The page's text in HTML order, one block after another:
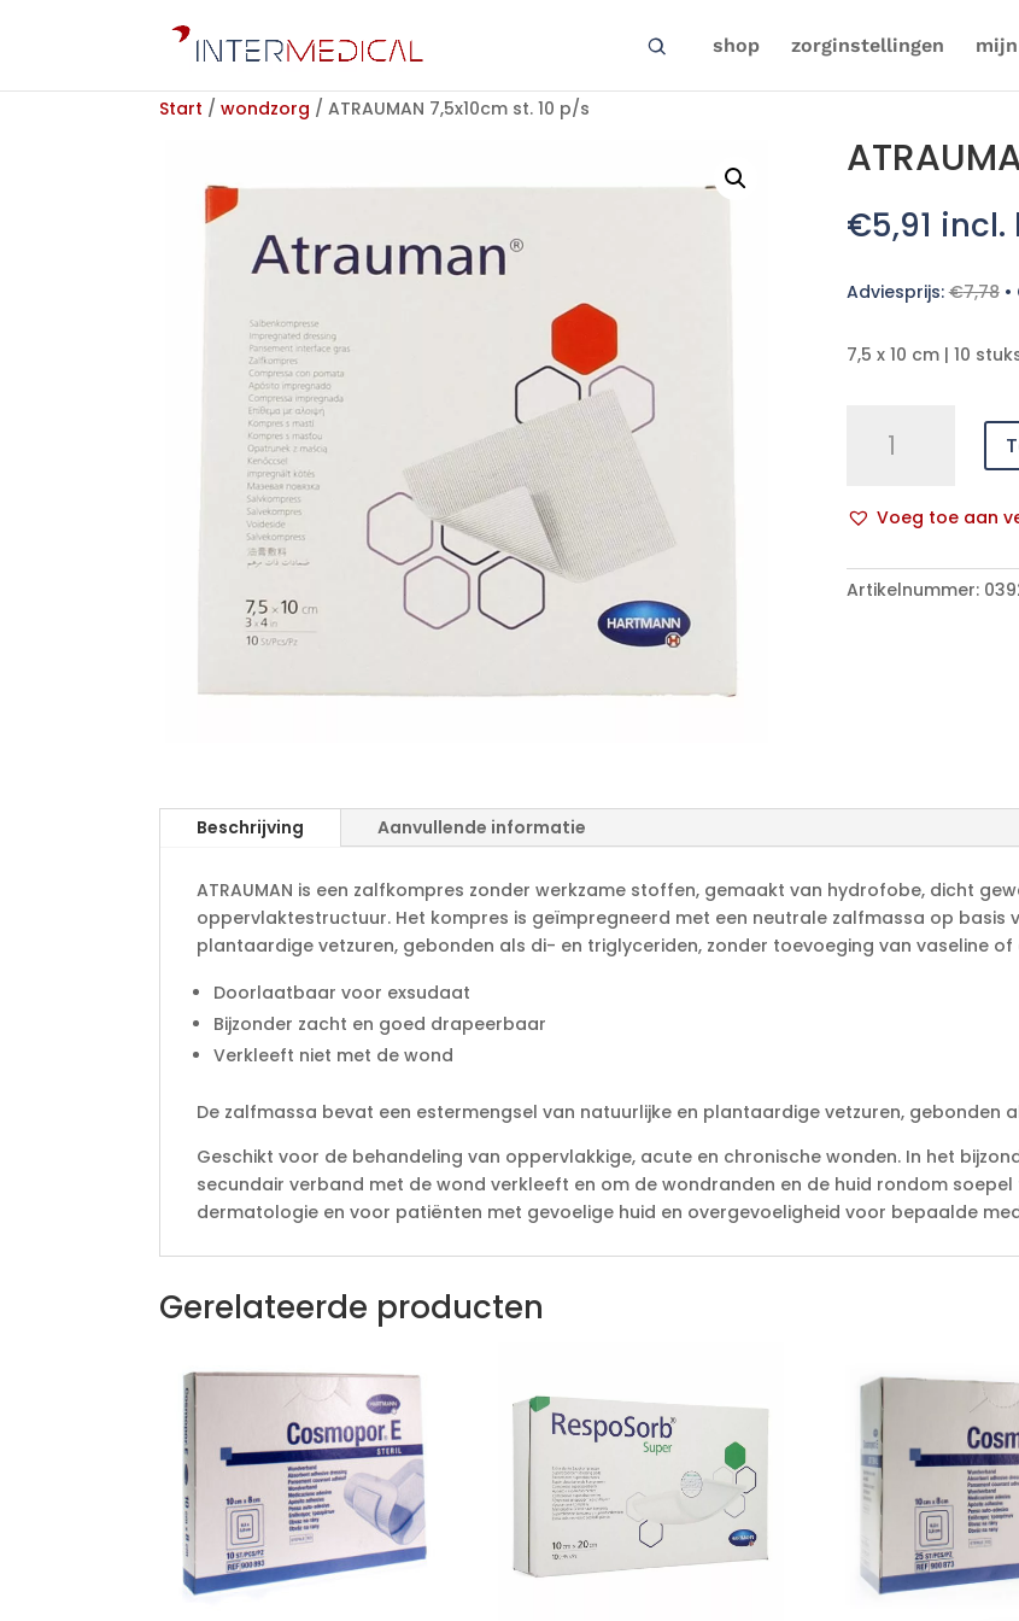
shop zorginstellingen
Start / wondzorg / ATRAUMAN 7,5x10cm st. 10 p/s
€5,91 incl.
Adviesprijs:€7,78•
7,5 x 10 cm | 10
7,5x10cm
p/s Voeg toe aan
l
t
:
Artikelnummer:
Beschrijving Aanvullende informatie
ATRAUMAN is een zalfkompres zonder werkzame stoffen, gemaakt van hydrofobe, dicht
oppervlaktestructuur. Het kompres is geïmpregneerd met een neutrale zalfmassa op basis
plantaardige vetzuren, gebonden als di- en triglyceriden, zonder toevoeging van vaseline
Doorlaatbaar voor exsudaat
Bijzonder zacht en goed drapeerbaar
Verkleeft niet met de wond
De zalfmassa bevat een estermengsel van natuurlijke en plantaardige vetzuren, gebonden
Geschikt voor de behandeling van oppervlakkige, acute en chronische wonden. In het
secundair verband met de wond verkleeft en om de wondranden en de huid rondom
dermatologie en voor patiënten met gevoelige huid en overgevoeligheid voor bepaalde
Gerelateerde producten